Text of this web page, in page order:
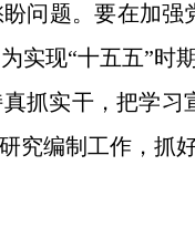
问题。要在加
实现“十五五”时
抓实干，把学
究编制工作，抓